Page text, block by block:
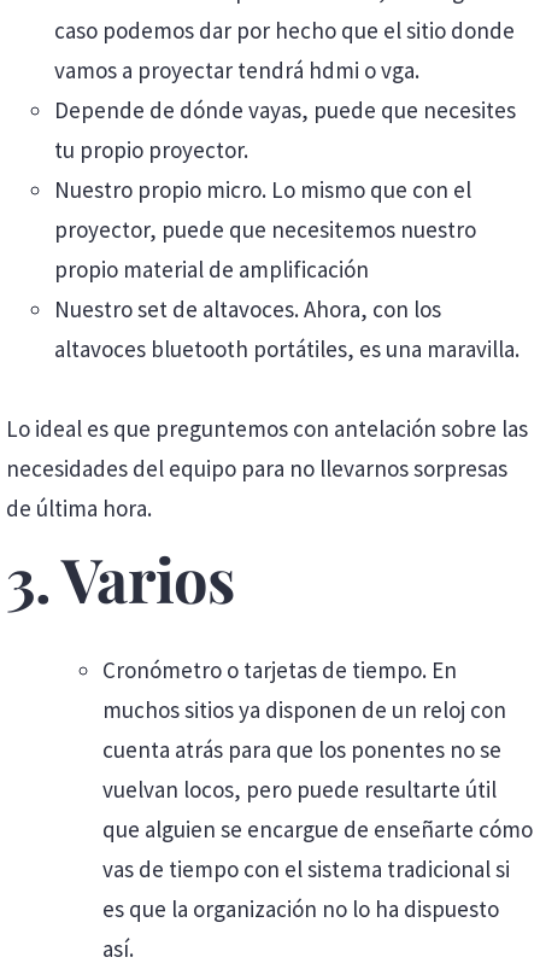
caso podemos dar por hecho que el sitio donde
vamos a proyectar tendrá hdmi o vga.
Depende de dónde vayas, puede que necesites
tu propio proyector.
Nuestro propio micro. Lo mismo que con el
proyector, puede que necesitemos nuestro
propio material de amplificación
Nuestro set de altavoces. Ahora, con los
altavoces bluetooth portátiles, es una maravilla.
Lo ideal es que preguntemos con antelación sobre las
necesidades del equipo para no llevarnos sorpresas
de última hora.
3. Varios
Cronómetro o tarjetas de tiempo. En
muchos sitios ya disponen de un reloj con
cuenta atrás para que los ponentes no se
vuelvan locos, pero puede resultarte útil
que alguien se encargue de enseñarte cómo
vas de tiempo con el sistema tradicional si
es que la organización no lo ha dispuesto
así.